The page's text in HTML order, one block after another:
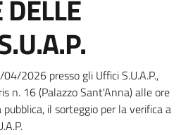
notizia
2026 presso gli Uffici S.U.A.P.,
n. 16 (Palazzo Sant'Anna) alle ore
il sorteggio per la verifica a